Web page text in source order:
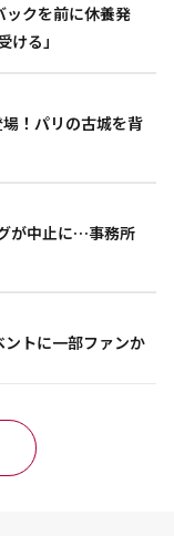
ックを前に休養発
る」
！パリの古城を背
が中止に…事務所
トに一部ファンか